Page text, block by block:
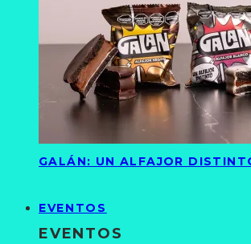
GALÁN: UN ALFAJOR
EVENTOS
EVENTOS